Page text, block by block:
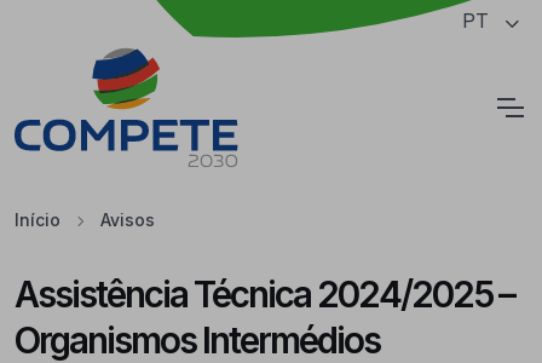
Saltar para o conteúdo principal da página PT
Início Avisos
Assistência Técnica 2024/2025 –
Organismos Intermédios